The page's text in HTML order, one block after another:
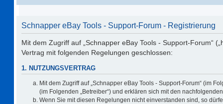
Schnapper eBay Tools - Support-Forum - Registrierung
Mit dem Zugriff auf „Schnapper eBay Tools - Support-Forum“
Vertrag mit folgenden Regelungen geschlossen:
1. NUTZUNGSVERTRAG
Mit dem Zugriff auf „Schnapper eBay Tools - Support-Forum“ (im
(im Folgenden „Betreiber“) und erklären sich mit den
Wenn Sie mit diesen Regelungen nicht einverstanden sind, so